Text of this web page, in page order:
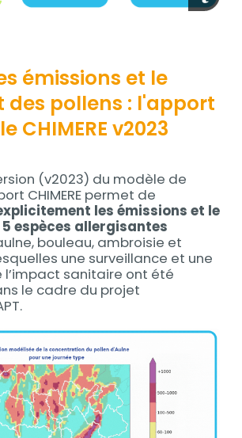
émissions et le
pollens : l'apport
CHIMERE v2023
(v2023) du modèle de
CHIMERE permet de
les émissions et le
espèces allergisantes
bouleau, ambroisie et
une surveillance et une
sanitaire ont été
le cadre du projet